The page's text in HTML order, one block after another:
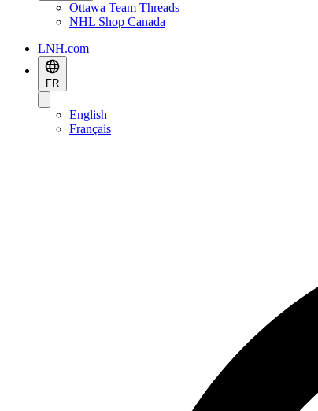
Ottawa Team Threads
NHL Shop Canada
LNH.com
FR
English
Français